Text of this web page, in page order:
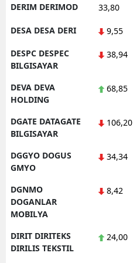
DERIM DERIMOD 33,80
DESA DESA DERI 9,55
DESPC DESPEC
BILGISAYAR
38,94
DEVA DEVA
HOLDING
68,85
DGATE DATAGATE
BILGISAYAR
106,20
DGGYO DOGUS
GMYO
34,34
DGNMO
DOGANLAR
MOBILYA
8,42
DIRIT DIRITEKS
DIRILIS TEKSTIL
24,00